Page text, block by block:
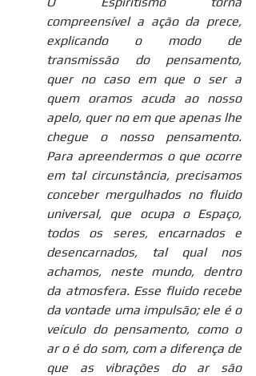
compreensível a ação da prece,
explicando o modo de
transmissão do pensamento,
quer no caso em que o ser a
quem oramos acuda ao nosso
apelo, quer no em que apenas lhe
chegue o nosso pensamento.
Para apreendermos o que ocorre
em tal circunstância, precisamos
conceber mergulhados no fluido
universal, que ocupa o Espaço,
todos os seres, encarnados e
desencarnados, tal qual nos
achamos, neste mundo, dentro
da atmosfera. Esse fluido recebe
da vontade uma impulsão; ele é o
veículo do pensamento, como o
ar o é do som, com a diferença de
que as vibrações do ar são